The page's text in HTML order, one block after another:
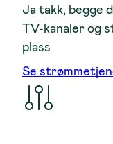
Ja takk, begge
TV-kanaler og
plass
Se